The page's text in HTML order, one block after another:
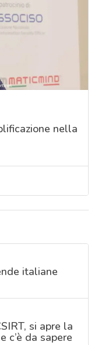
nella
italiane
si apre la
c’è da sapere